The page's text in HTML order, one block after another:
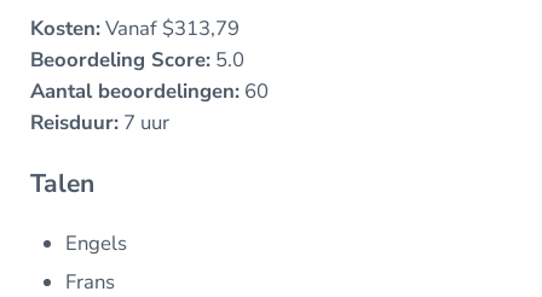
Kosten:Vanaf $313,79
Beoordeling Score:5.0
Aantal beoordelingen:60
Reisduur:7 uur
Talen
Engels
Frans